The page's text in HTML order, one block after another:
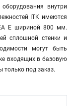
внутри
ITK имеются
E шириной 800 мм.
сплошной стенки и
могут быть
входящих в базовую
под заказ.